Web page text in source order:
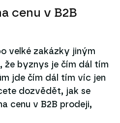
cenu v B2B
velké zakázky jiným
že byznys je čím dál tím
jde čím dál tím víc jen
dozvědět, jak se
cenu v B2B prodeji,